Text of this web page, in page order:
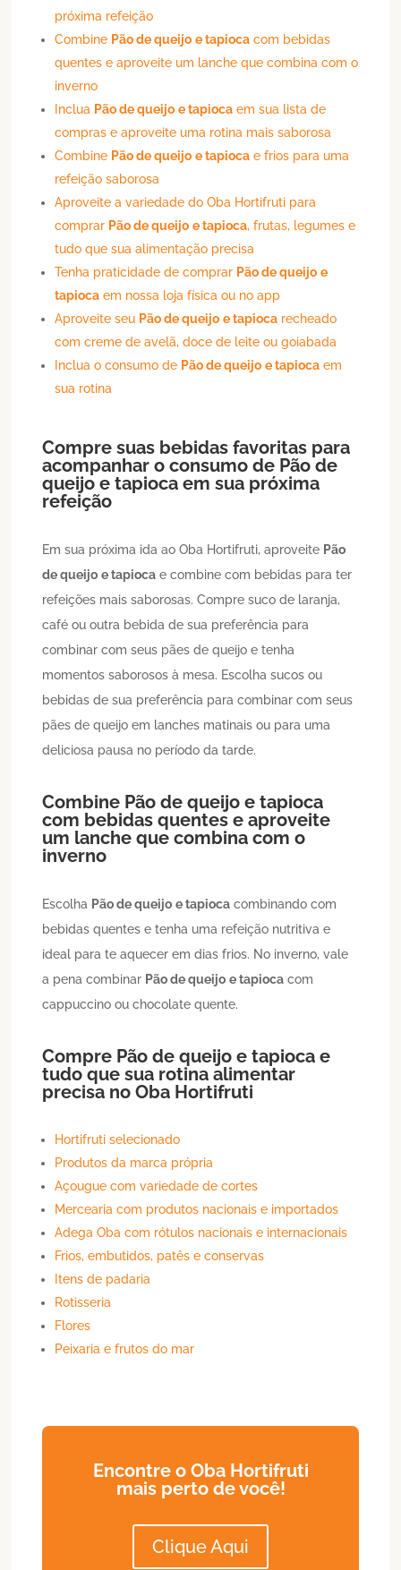
próxima refeição
Combine Pão de queijo e tapioca com bebidas
quentes e aproveite um lanche que combina com o
inverno
Inclua Pão de queijo e tapioca em sua lista de
compras e aproveite uma rotina mais saborosa
Combine Pão de queijo e tapioca e frios para uma
refeição saborosa
Aproveite a variedade do Oba Hortifruti para
comprar Pão de queijo e tapioca, frutas, legumes e
tudo que sua alimentação precisa
Tenha praticidade de comprar Pão de queijo e
tapioca em nossa loja física ou no app
Aproveite seu Pão de queijo e tapioca recheado
com creme de avelã, doce de leite ou goiabada
Inclua o consumo de Pão de queijo e tapioca em
sua rotina
Compre suas bebidas favoritas para
acompanhar o consumo de Pão de
queijo e tapioca em sua próxima
refeição
Em sua próxima ida ao Oba Hortifruti, aproveite Pão
de queijo e tapioca e combine com bebidas para ter
refeições mais saborosas. Compre suco de laranja,
café ou outra bebida de sua preferência para
combinar com seus pães de queijo e tenha
momentos saborosos à mesa. Escolha sucos ou
bebidas de sua preferência para combinar com seus
pães de queijo em lanches matinais ou para uma
deliciosa pausa no período da tarde.
Combine Pão de queijo e tapioca
com bebidas quentes e aproveite
um lanche que combina com o
inverno
Escolha Pão de queijo e tapioca combinando com
bebidas quentes e tenha uma refeição nutritiva e
ideal para te aquecer em dias frios. No inverno, vale
a pena combinar Pão de queijo e tapioca com
cappuccino ou chocolate quente.
Compre Pão de queijo e tapioca e
tudo que sua rotina alimentar
precisa no Oba Hortifruti
Hortifruti selecionado
Produtos da marca própria
Açougue com variedade de cortes
Mercearia com produtos nacionais e importados
Adega Oba com rótulos nacionais e internacionais
Frios, embutidos, patês e conservas
Itens de padaria
Rotisseria
Flores
Peixaria e frutos do mar
Encontre o Oba Hortifruti
mais perto de você!
Clique Aqui